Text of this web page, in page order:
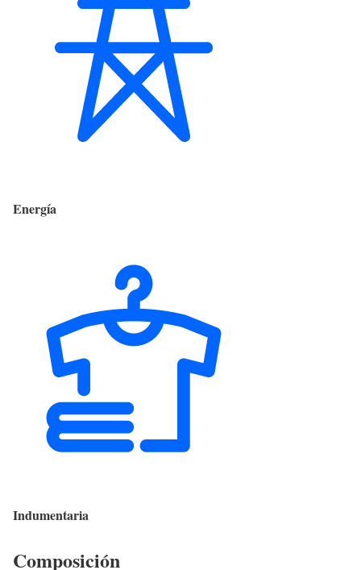
Energía
Indumentaria
Composición